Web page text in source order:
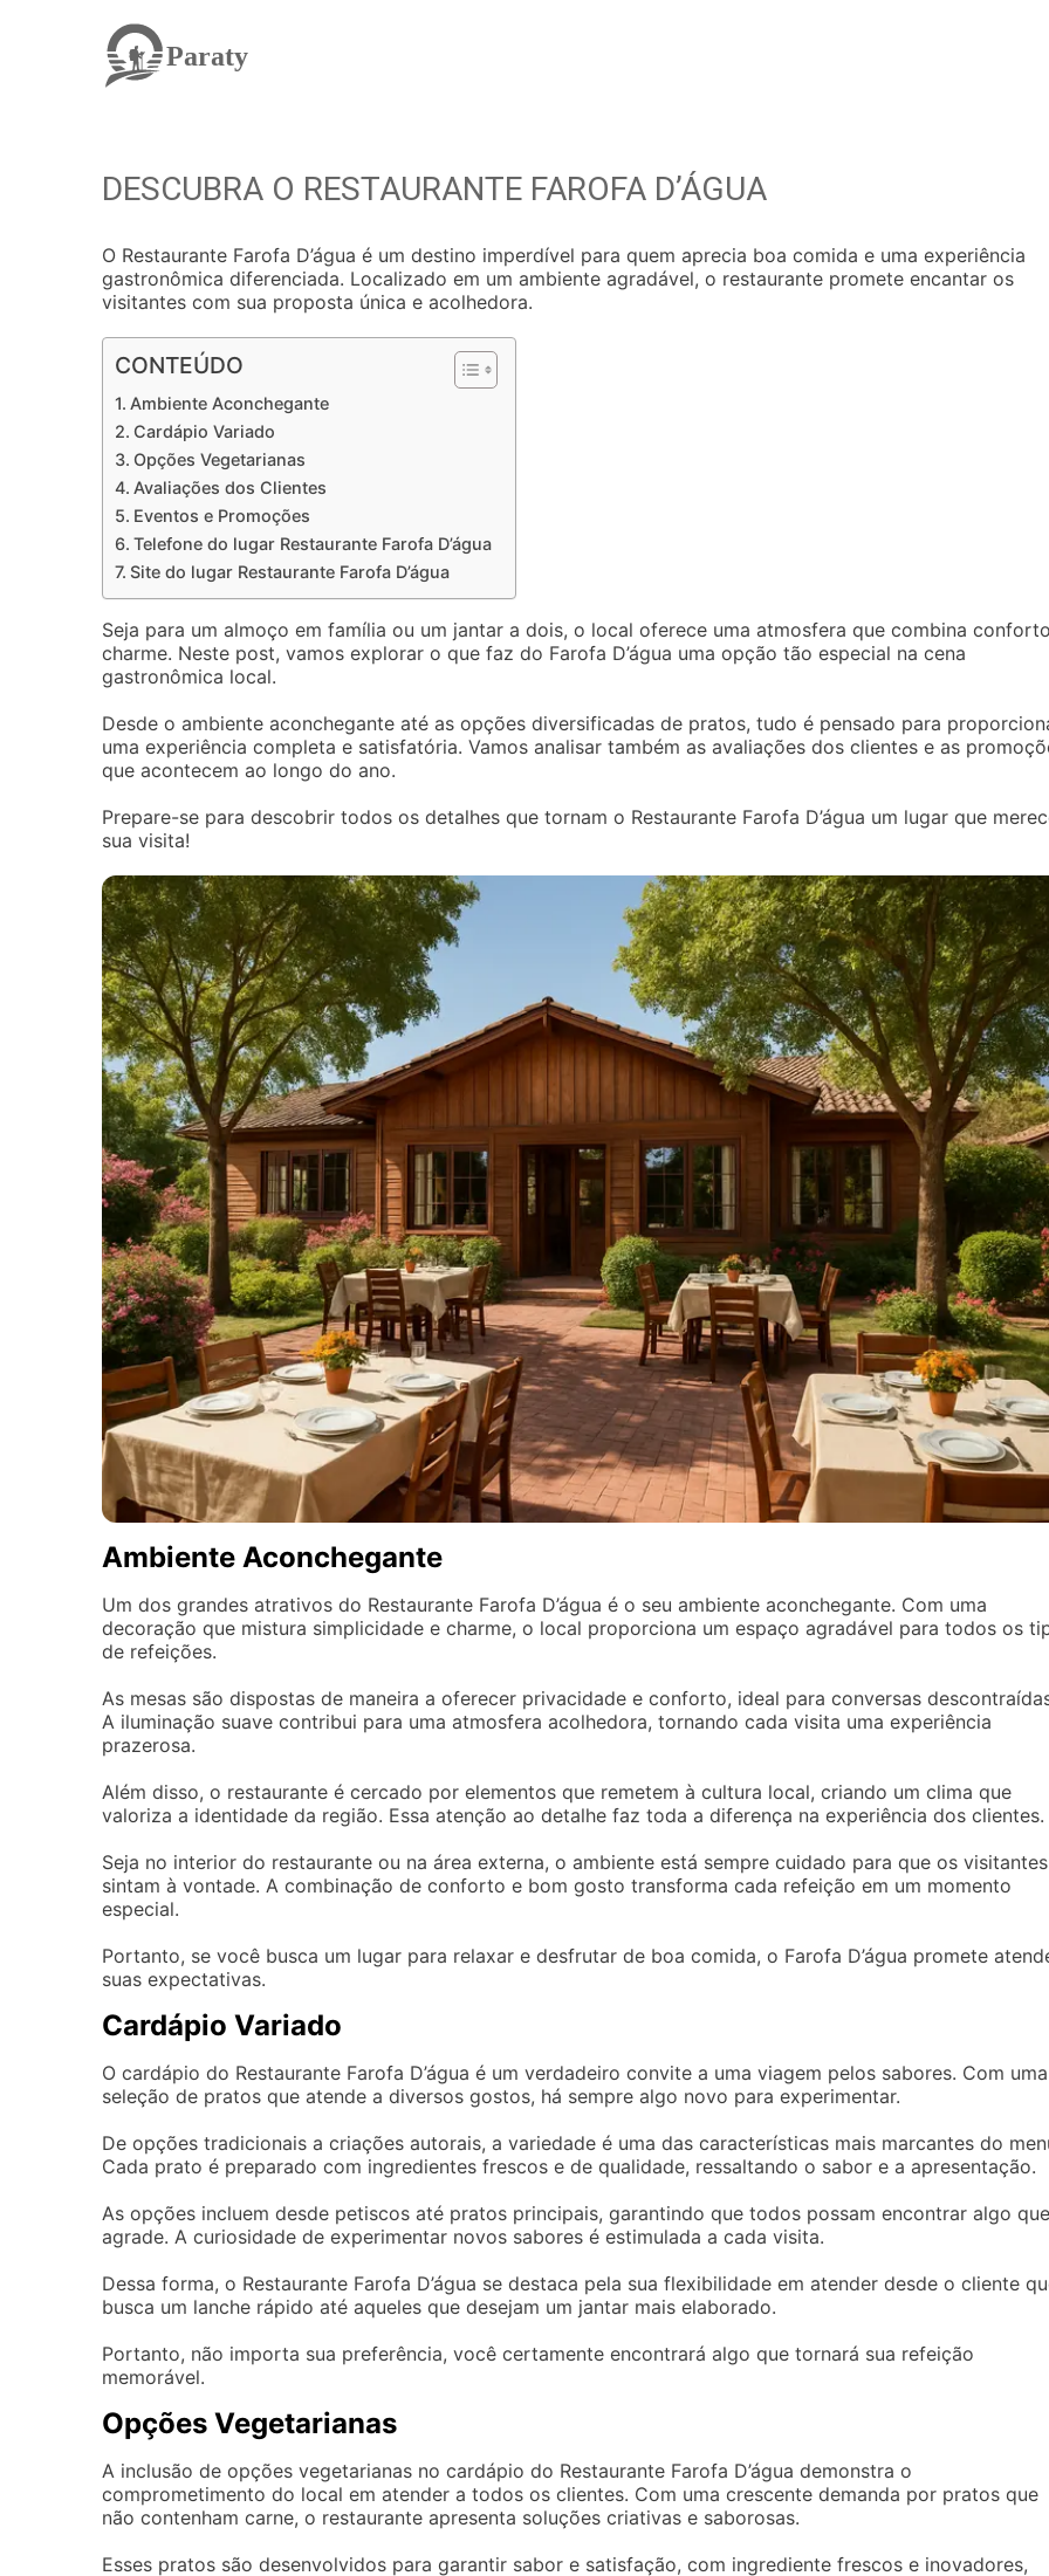
Paraty
DESCUBRA O RESTAURANTE FAROFA D’ÁGUA
O Restaurante Farofa D’água é um destino imperdível para quem aprecia boa comida e uma experiência
gastronômica diferenciada. Localizado em um ambiente agradável, o restaurante promete encantar os
visitantes com sua proposta única e acolhedora.
CONTEÚDO
Ambiente Aconchegante
Cardápio Variado
Opções Vegetarianas
Avaliações dos Clientes
Eventos e Promoções
Telefone do lugar Restaurante Farofa D’água
Site do lugar Restaurante Farofa D’água
Seja para um almoço em família ou um jantar a dois, o local oferece uma atmosfera que combina
charme. Neste post, vamos explorar o que faz do Farofa D’água uma opção tão especial na cena
gastronômica local.
Desde o ambiente aconchegante até as opções diversificadas de pratos, tudo é pensado para
uma experiência completa e satisfatória. Vamos analisar também as avaliações dos clientes e as
que acontecem ao longo do ano.
Prepare-se para descobrir todos os detalhes que tornam o Restaurante Farofa D’água um lugar que
sua visita!
Ambiente Aconchegante
Um dos grandes atrativos do Restaurante Farofa D’água é o seu ambiente aconchegante. Com uma
decoração que mistura simplicidade e charme, o local proporciona um espaço agradável para todos os
de refeições.
As mesas são dispostas de maneira a oferecer privacidade e conforto, ideal para conversas
A iluminação suave contribui para uma atmosfera acolhedora, tornando cada visita uma experiência
prazerosa.
Além disso, o restaurante é cercado por elementos que remetem à cultura local, criando um clima que
valoriza a identidade da região. Essa atenção ao detalhe faz toda a diferença na experiência dos clientes.
Seja no interior do restaurante ou na área externa, o ambiente está sempre cuidado para que os
sintam à vontade. A combinação de conforto e bom gosto transforma cada refeição em um momento
especial.
Portanto, se você busca um lugar para relaxar e desfrutar de boa comida, o Farofa D’água promete
suas expectativas.
Cardápio Variado
O cardápio do Restaurante Farofa D’água é um verdadeiro convite a uma viagem pelos sabores. Com uma
seleção de pratos que atende a diversos gostos, há sempre algo novo para experimentar.
De opções tradicionais a criações autorais, a variedade é uma das características mais marcantes do
Cada prato é preparado com ingredientes frescos e de qualidade, ressaltando o sabor e a apresentação.
As opções incluem desde petiscos até pratos principais, garantindo que todos possam encontrar algo que
agrade. A curiosidade de experimentar novos sabores é estimulada a cada visita.
Dessa forma, o Restaurante Farofa D’água se destaca pela sua flexibilidade em atender desde o cliente
busca um lanche rápido até aqueles que desejam um jantar mais elaborado.
Portanto, não importa sua preferência, você certamente encontrará algo que tornará sua refeição
memorável.
Opções Vegetarianas
A inclusão de opções vegetarianas no cardápio do Restaurante Farofa D’água demonstra o
comprometimento do local em atender a todos os clientes. Com uma crescente demanda por pratos que
não contenham carne, o restaurante apresenta soluções criativas e saborosas.
Esses pratos são desenvolvidos para garantir sabor e satisfação, com ingrediente frescos e inovadores,